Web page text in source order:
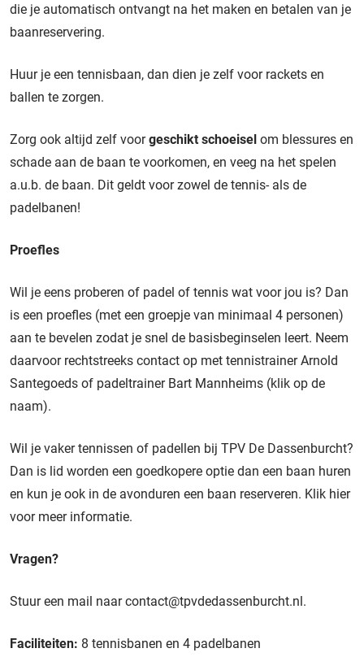
die je automatisch ontvangt na het maken en betalen van je
baanreservering.
Huur je een tennisbaan, dan dien je zelf voor rackets en
ballen te zorgen.
Zorg ook altijd zelf voorgeschikt schoeisel om blessures en
schade aan de baan te voorkomen, en veeg na het spelen
a.u.b. de baan. Dit geldt voor zowel de tennis- als de
padelbanen!
Proefles
Wil je eens proberen of padel of tennis wat voor jou is? Dan
is een proefles (met een groepje van minimaal 4 personen)
aan te bevelen zodat je snel de basisbeginselen leert. Neem
daarvoor rechtstreeks contact op met tennistrainerArnold
Santegoeds of padeltrainer Bart Mannheims (klik op de
naam).
Wil je vaker tennissen of padellen bij TPV De Dassenburcht?
Dan is lid worden een goedkopere optie dan een baan huren
en kun je ook in de avonduren een baan reserveren. Klik hier
voor meer informatie.
Vragen?
Stuur een mail naarcontact@tpvdedassenburcht.nl.
Faciliteiten: 8 tennisbanen en 4 padelbanen